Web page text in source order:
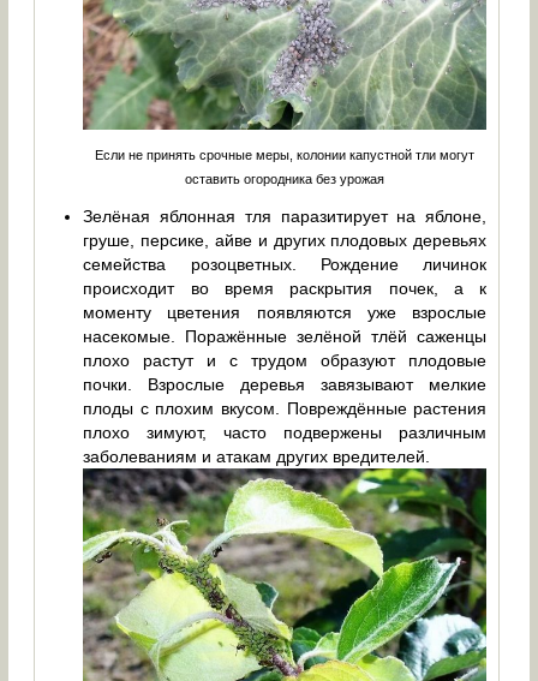
Если не принять срочные меры, колонии капустной тли могут
оставить огородника без урожая
Зелёная яблонная тля паразитирует на яблоне,
груше, персике, айве и других плодовых деревьях
семейства розоцветных. Рождение личинок
происходит во время раскрытия почек, а к
моменту цветения появляются уже взрослые
насекомые. Поражённые зелёной тлёй саженцы
плохо растут и с трудом образуют плодовые
почки. Взрослые деревья завязывают мелкие
плоды с плохим вкусом. Повреждённые растения
плохо зимуют, часто подвержены различным
заболеваниям и атакам других вредителей.